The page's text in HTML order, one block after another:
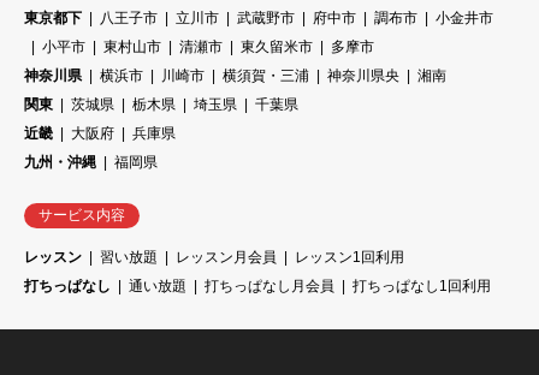
東京都下
八王子市 立川市 武蔵野市 府中市 調布市
小金井市
小平市
東村山市 清瀬市 東久留米市
多摩市
神奈川県
横浜市 川崎市 横須賀・三浦 神奈川県央
湘南
関東
茨城県 栃木県 埼玉県
千葉県
近畿
大阪府
兵庫県
九州・沖縄
福岡県
サービス内容
レッスン 習い放題 レッスン月会員
レッスン1回利用
打ちっぱなし
通い放題 打ちっぱなし月会員 打ちっぱなし1回利用